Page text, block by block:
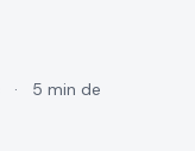
·
5 min de